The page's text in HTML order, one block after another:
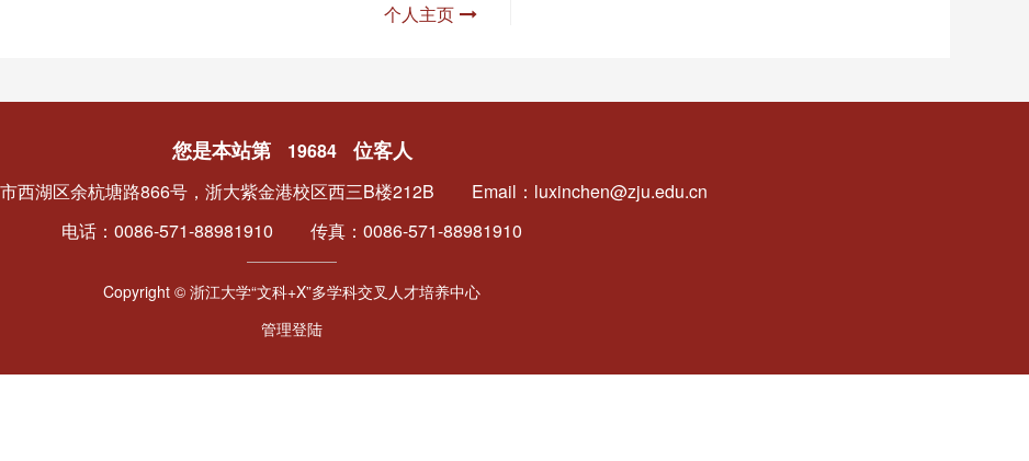
个人主页
您是本站第 19684 位客人
西湖区余杭塘路866号，浙大紫金港校区西三B楼212B
Email：luxinchen@zju.edu.cn
电话：0086-571-88981910
传真：0086-571-88981910
Copyright © 浙江大学“文科+X”多学科交叉人才培养中心
管理登陆